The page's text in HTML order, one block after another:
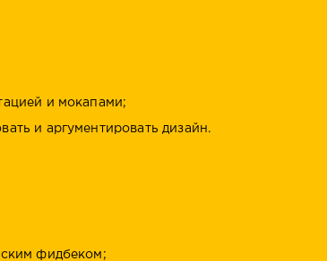
и мокапами;
и аргументировать дизайн.
фидбеком;